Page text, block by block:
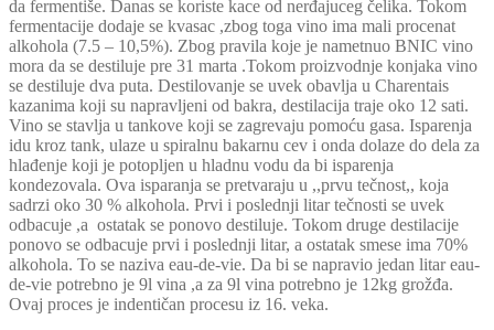
da fermentiše. Danas se koriste kace od nerđajuceg čelika. Tokom
fermentacije dodaje se kvasac ,zbog toga vino ima mali procenat
alkohola (7.5 – 10,5%). Zbog pravila koje je nametnuo BNIC vino
mora da se destiluje pre 31 marta .Tokom proizvodnje konjaka vino
se destiluje dva puta. Destilovanje se uvek obavlja u Charentais
kazanima koji su napravljeni od bakra, destilacija traje oko 12 sati.
Vino se stavlja u tankove koji se zagrevaju pomoću gasa. Isparenja
idu kroz tank, ulaze u spiralnu bakarnu cev i onda dolaze do dela za
hlađenje koji je potopljen u hladnu vodu da bi isparenja
kondezovala. Ova isparanja se pretvaraju u ,,prvu tečnost,, koja
sadrzi oko 30 % alkohola. Prvi i poslednji litar tečnosti se uvek
odbacuje ,a ostatak se ponovo destiluje. Tokom druge destilacije
ponovo se odbacuje prvi i poslednji litar, a ostatak smese ima 70%
alkohola. To se naziva eau-de-vie. Da bi se napravio jedan litar eau-
de-vie potrebno je 9l vina ,a za 9l vina potrebno je 12kg grožđa.
Ovaj proces je indentičan procesu iz 16. veka.